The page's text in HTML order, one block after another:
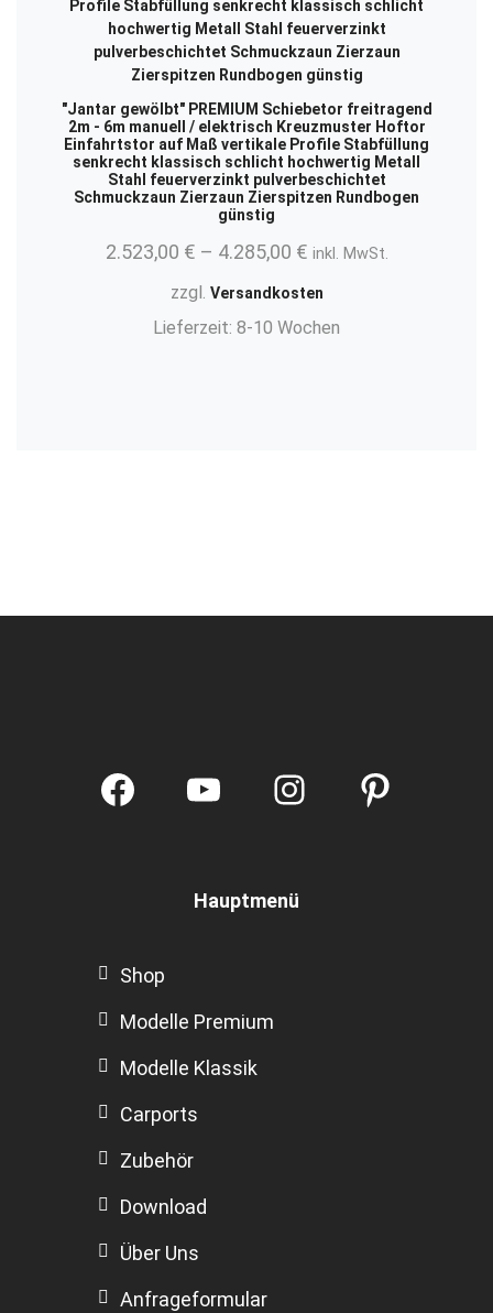
"Jantar gewölbt" PREMIUM Schiebetor freitragend
2m - 6m manuell / elektrisch Kreuzmuster Hoftor
Einfahrtstor auf Maß vertikale Profile Stabfüllung
senkrecht klassisch schlicht hochwertig Metall
Stahl feuerverzinkt pulverbeschichtet
Schmuckzaun Zierzaun Zierspitzen Rundbogen
günstig
2.523,00 € – 4.285,00 € inkl. MwSt.
zzgl. Versandkosten
Lieferzeit: 8-10 Wochen
FacebookYouTubeInstagram
Hauptmenü
Shop
Modelle Premium
Modelle Klassik
Carports
Zubehör
Download
Über Uns
Anfrageformular